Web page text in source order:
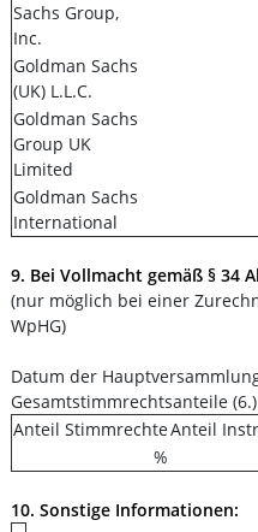
Sachs Group,
Inc.
Goldman Sachs
(UK) L.L.C.
Goldman Sachs
Group UK
Limited
Goldman Sachs
International
9. Bei Vollmacht gemäß § 34
(nur möglich bei einer
WpHG)
Datum der
Gesamtstimmrechtsanteile
Anteil StimmrechteAnteil
%
10. Sonstige Informationen: